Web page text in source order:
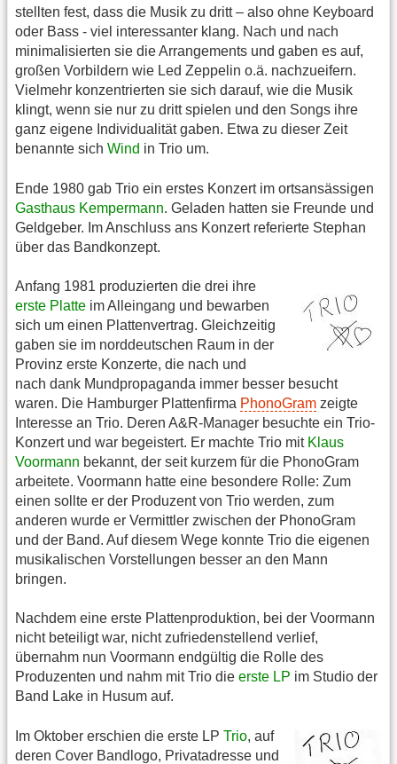
stellten fest, dass die Musik zu dritt – also ohne Keyboard
oder Bass - viel interessanter klang. Nach und nach
minimalisierten sie die Arrangements und gaben es auf,
großen Vorbildern wie Led Zeppelin o.ä. nachzueifern.
Vielmehr konzentrierten sie sich darauf, wie die Musik
klingt, wenn sie nur zu dritt spielen und den Songs ihre
ganz eigene Individualität gaben. Etwa zu dieser Zeit
benannte sich Wind in Trio um.
Ende 1980 gab Trio ein erstes Konzert im ortsansässigen
Gasthaus Kempermann. Geladen hatten sie Freunde und
Geldgeber. Im Anschluss ans Konzert referierte Stephan
über das Bandkonzept.
Anfang 1981 produzierten die drei ihre
erste Platte im Alleingang und bewarben
sich um einen Plattenvertrag. Gleichzeitig
gaben sie im norddeutschen Raum in der
Provinz erste Konzerte, die nach und
nach dank Mundpropaganda immer besser besucht
waren. Die Hamburger Plattenfirma PhonoGram zeigte
Interesse an Trio. Deren A&R-Manager besuchte ein Trio-
Konzert und war begeistert. Er machte Trio mit Klaus
Voormann bekannt, der seit kurzem für die PhonoGram
arbeitete. Voormann hatte eine besondere Rolle: Zum
einen sollte er der Produzent von Trio werden, zum
anderen wurde er Vermittler zwischen der PhonoGram
und der Band. Auf diesem Wege konnte Trio die eigenen
musikalischen Vorstellungen besser an den Mann
bringen.
Nachdem eine erste Plattenproduktion, bei der Voormann
nicht beteiligt war, nicht zufriedenstellend verlief,
übernahm nun Voormann endgültig die Rolle des
Produzenten und nahm mit Trio die erste LP im Studio der
Band Lake in Husum auf.
Im Oktober erschien die erste LP Trio, auf
deren Cover Bandlogo, Privatadresse und